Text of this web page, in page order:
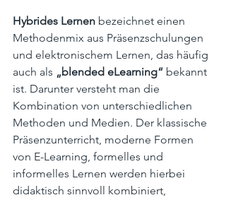
Hybrides Lernen bezeichnet einen
Methodenmix aus Präsenzschulungen
und elektronischem Lernen, das häufig
auch als „blended eLearning“ bekannt
ist. Darunter versteht man die
Kombination von unterschiedlichen
Methoden und Medien. Der klassische
Präsenzunterricht, moderne Formen
von E-Learning, formelles und
informelles Lernen werden hierbei
didaktisch sinnvoll kombiniert,